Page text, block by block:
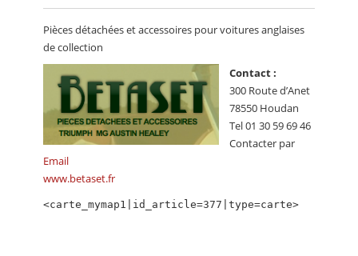
EVÈNEMENTS
FOCUS
VIDEO
ANNUAIRES
Pièces détachées et accessoires pour voitures anglaises
de collection
Contact :
300 Route d’Anet
78550 Houdan
Tel 01 30 59 69 46
Contacter par
Email
www.betaset.fr
<carte_mymap1|id_article=377|type=carte>